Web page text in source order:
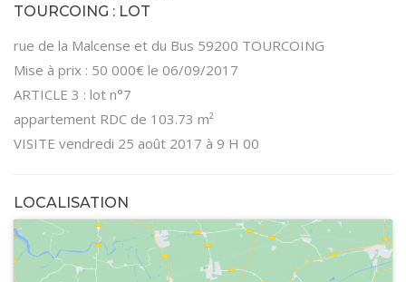
TOURCOING : LOT
rue de la Malcense et du Bus 59200 TOURCOING
Mise à prix : 50 000€ le 06/09/2017
ARTICLE 3 : lot n°7
appartement RDC de 103.73 m²
VISITE vendredi 25 août 2017 à 9 H 00
LOCALISATION